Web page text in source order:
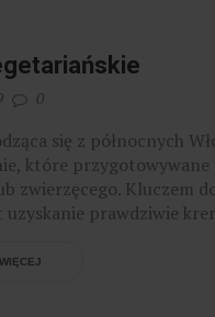
0
się z północnych
które przygotowywane
zwierzęcego. Kluczem
uzyskanie prawdziwie